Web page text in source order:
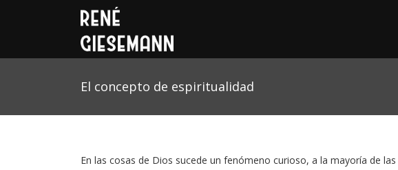
El concepto de espiritualidad
En las cosas de Dios sucede un fenómeno curioso, a la mayoría de